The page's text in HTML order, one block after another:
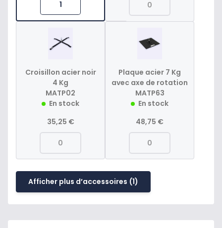
Croisillon acier noir
4 Kg
MATP02
En stock
35,25 €
Plaque acier 7 Kg
avec axe de rotation
MATP63
En stock
48,75 €
Afficher plus d’accessoires (1)